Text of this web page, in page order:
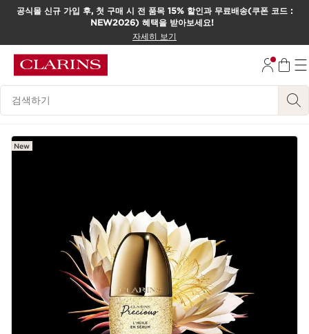
컨텐츠로 이동하기
공식몰 신규 가입 후, 첫 구매 시 전 품목 15% 할인과 무료배송(쿠폰 코드 :
NEW2026) 혜택을 받아보세요!
자세히 보기
범례 검색하기
New